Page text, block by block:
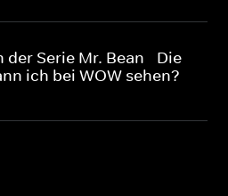
der Serie Mr. Bean - Die
ich bei WOW sehen?